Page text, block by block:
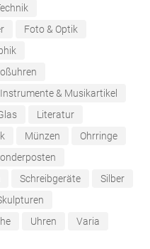
Foto & Optik
Instrumente & Musikartikel
Literatur
Münzen
Ohrringe
Schreibgeräte
Silber
Uhren
Varia